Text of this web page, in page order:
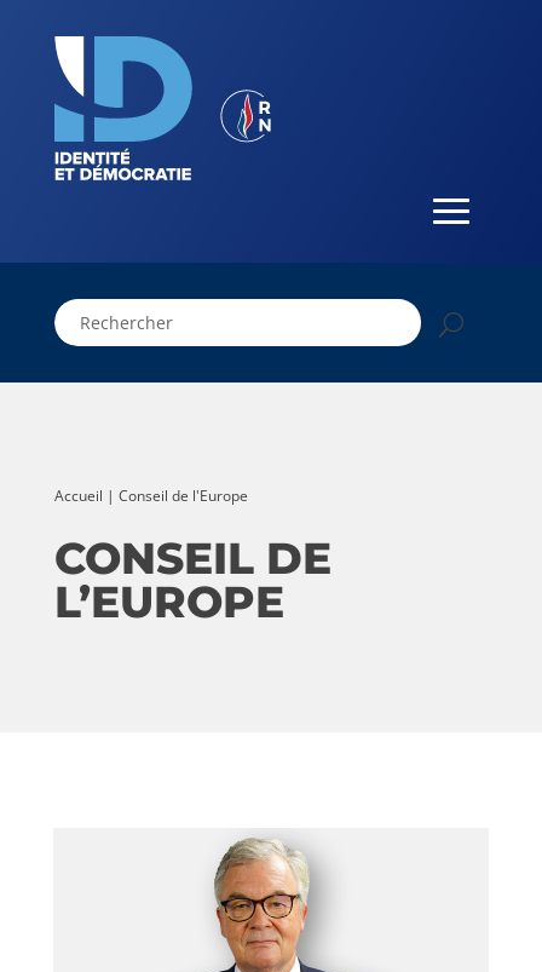
Accueil | Conseil de l'Europe
CONSEIL DE
L’EUROPE